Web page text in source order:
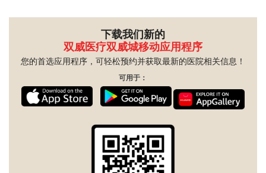
下载我们新的
双威医疗双威城移动应用程序
您的首选应用程序，可轻松预约并获取最新的医院相关信息！
可用于：